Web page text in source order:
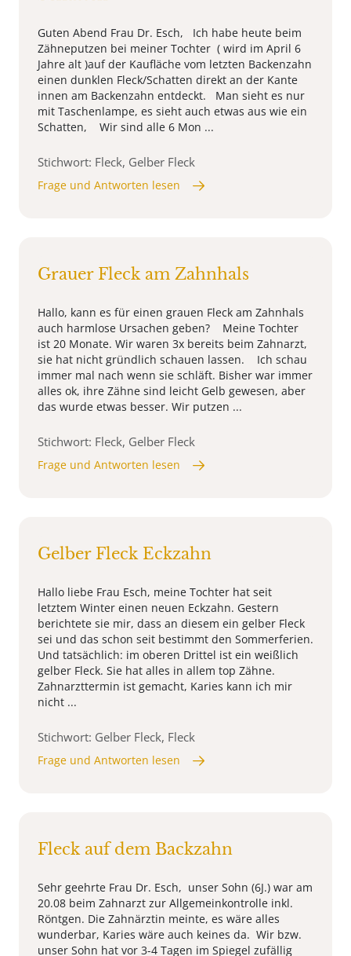
Guten Abend Frau Dr. Esch, Ich habe heute beim
Zähneputzen bei meiner Tochter ( wird im April 6
Jahre alt )auf der Kaufläche vom letzten Backenzahn
einen dunklen Fleck/Schatten direkt an der Kante
innen am Backenzahn entdeckt. Man sieht es nur
mit Taschenlampe, es sieht auch etwas aus wie ein
Schatten, Wir sind alle 6 Mon ...
Stichwort: Fleck, Gelber Fleck
Frage und Antworten lesen
Grauer Fleck am Zahnhals
Hallo, kann es für einen grauen Fleck am Zahnhals
auch harmlose Ursachen geben? Meine Tochter
ist 20 Monate. Wir waren 3x bereits beim Zahnarzt,
sie hat nicht gründlich schauen lassen. Ich schau
immer mal nach wenn sie schläft. Bisher war immer
alles ok, ihre Zähne sind leicht Gelb gewesen, aber
das wurde etwas besser. Wir putzen ...
Stichwort: Fleck, Gelber Fleck
Frage und Antworten lesen
Gelber Fleck Eckzahn
Hallo liebe Frau Esch, meine Tochter hat seit
letztem Winter einen neuen Eckzahn. Gestern
berichtete sie mir, dass an diesem ein gelber Fleck
sei und das schon seit bestimmt den Sommerferien.
Und tatsächlich: im oberen Drittel ist ein weißlich
gelber Fleck. Sie hat alles in allem top Zähne.
Zahnarzttermin ist gemacht, Karies kann ich mir
nicht ...
Stichwort: Gelber Fleck, Fleck
Frage und Antworten lesen
Fleck auf dem Backzahn
Sehr geehrte Frau Dr. Esch, unser Sohn (6J.) war am
20.08 beim Zahnarzt zur Allgemeinkontrolle inkl.
Röntgen. Die Zahnärztin meinte, es wäre alles
wunderbar, Karies wäre auch keines da. Wir bzw.
unser Sohn hat vor 3-4 Tagen im Spiegel zufällig